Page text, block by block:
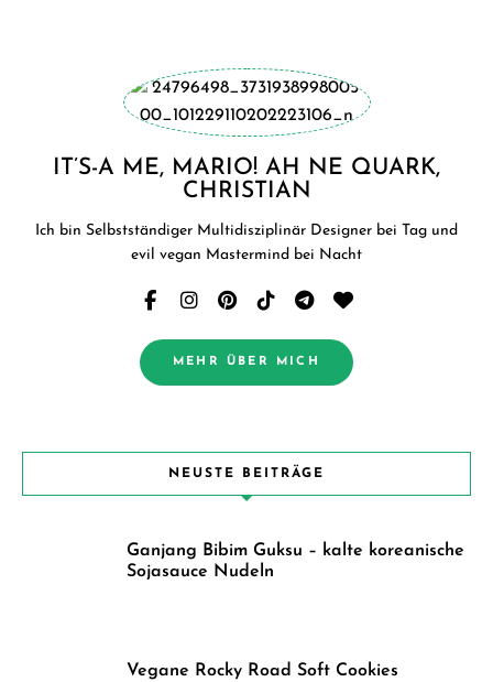
IT’S-A ME, MARIO! AH NE QUARK,
CHRISTIAN
Ich bin Selbstständiger Multidisziplinär Designer bei Tag und
evil vegan Mastermind bei Nacht
MEHR ÜBER MICH
NEUSTE BEITRÄGE
Ganjang Bibim Guksu – kalte koreanische
Sojasauce Nudeln
Vegane Rocky Road Soft Cookies